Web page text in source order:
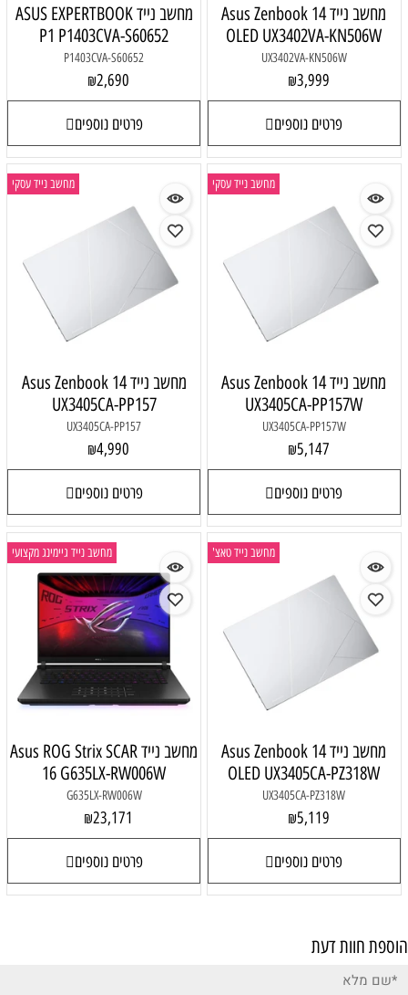
מחשב נייד Asus Zenbook 14
OLED UX3402VA-KN506W
UX3402VA-KN506W
₪3,999
פרטים נוספים
מחשב נייד ASUS EXPERTBOOK
P1 P1403CVA-S60652
P1403CVA-S60652
₪2,690
פרטים נוספים
מחשב נייד עסקי
מחשב נייד Asus Zenbook 14
UX3405CA-PP157W
UX3405CA-PP157W
₪5,147
פרטים נוספים
מחשב נייד עסקי
מחשב נייד Asus Zenbook 14
UX3405CA-PP157
UX3405CA-PP157
₪4,990
פרטים נוספים
מחשב נייד טאצ'
מחשב נייד Asus Zenbook 14
OLED UX3405CA-PZ318W
UX3405CA-PZ318W
₪5,119
פרטים נוספים
מחשב נייד גיימינג מקצועי
מחשב נייד Asus ROG Strix SCAR
16 G635LX-RW006W
G635LX-RW006W
₪23,171
פרטים נוספים
הוספת חוות דעת